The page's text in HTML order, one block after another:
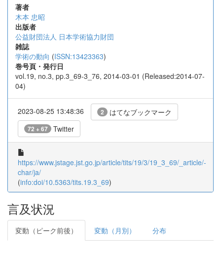
著者
木本 忠昭
出版者
公益財団法人 日本学術協力財団
雑誌
学術の動向 (ISSN:13423363)
巻号頁・発行日
vol.19, no.3, pp.3_69-3_76, 2014-03-01 (Released:2014-07-
04)
2023-08-25 13:48:36 2 はてなブックマーク
72 + 67 Twitter
https://www.jstage.jst.go.jp/article/tits/19/3/19_3_69/_article/-
char/ja/
(info:doi/10.5363/tits.19.3_69)
言及状況
変動（ピーク前後） 変動（月別） 分布